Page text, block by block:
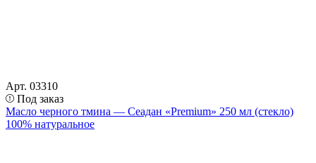
Арт. 03310
Под заказ
Масло черного тмина — Сеадан «Premium» 250 мл (стекло)
100% натуральное